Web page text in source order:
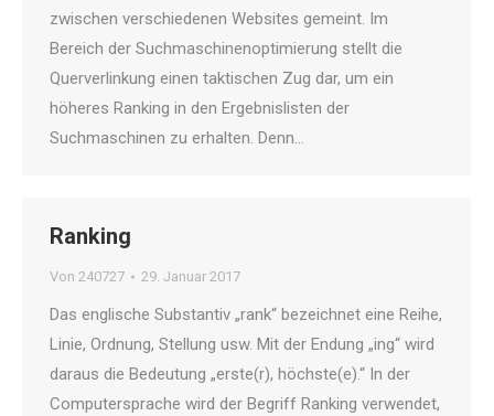
zwischen verschiedenen Websites gemeint. Im
Bereich der Suchmaschinenoptimierung stellt die
Querverlinkung einen taktischen Zug dar, um ein
höheres Ranking in den Ergebnislisten der
Suchmaschinen zu erhalten. Denn…
Ranking
Von 240727 29. Januar 2017
Das englische Substantiv „rank“ bezeichnet eine Reihe,
Linie, Ordnung, Stellung usw. Mit der Endung „ing“ wird
daraus die Bedeutung „erste(r), höchste(e).“ In der
Computersprache wird der Begriff Ranking verwendet,